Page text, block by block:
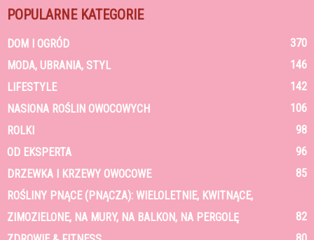
POPULARNE KATEGORIE
DOM I OGRÓD
370
MODA, UBRANIA, STYL
146
LIFESTYLE
142
NASIONA ROŚLIN OWOCOWYCH
106
ROLKI
98
OD EKSPERTA
96
DRZEWKA I KRZEWY OWOCOWE
85
ROŚLINY PNĄCE (PNĄCZA): WIELOLETNIE, KWITNĄCE,
ZIMOZIELONE, NA MURY, NA BALKON, NA PERGOLĘ
82